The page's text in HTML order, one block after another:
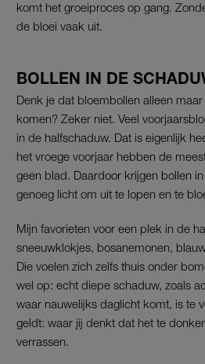
komt het groeiproces op gang.
de bloei vaak uit.
BOLLEN IN DE
Denk je dat bloembollen alleen
komen? Zeker niet. Veel
in de halfschaduw. Dat is eigenlijk
het vroege voorjaar hebben de
geen blad. Daardoor krijgen bollen
genoeg licht om uit te lopen en te
Mijn favorieten voor een plek in de
sneeuwklokjes, bosanemonen,
Die voelen zich zelfs thuis onder
wel op: echt diepe schaduw, zoals
waar nauwelijks daglicht komt, is te
geldt: waar jij denkt dat het te
verrassen.